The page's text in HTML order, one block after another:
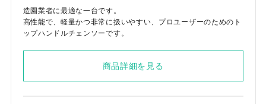
造園業者に最適な一台です。
高性能で、軽量かつ非常に扱いやすい、プロユーザーのためのト
ップハンドルチェンソーです。
商品詳細を見る